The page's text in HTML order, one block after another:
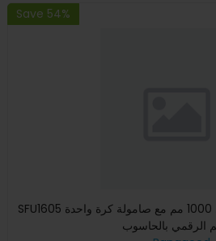
Save 54%
SFU1605 العرافة بمسمار الكرة بطول 1000 مم مع صامولة كرة واحدة
الرقمي بالحاسوب